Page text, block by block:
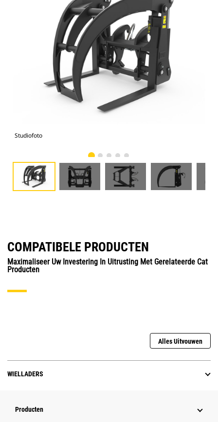
Studiofoto
COMPATIBELE PRODUCTEN
Maximaliseer Uw Investering In Uitrusting Met Gerelateerde Cat
Producten
Alles Uitvouwen
WIELLADERS
Producten